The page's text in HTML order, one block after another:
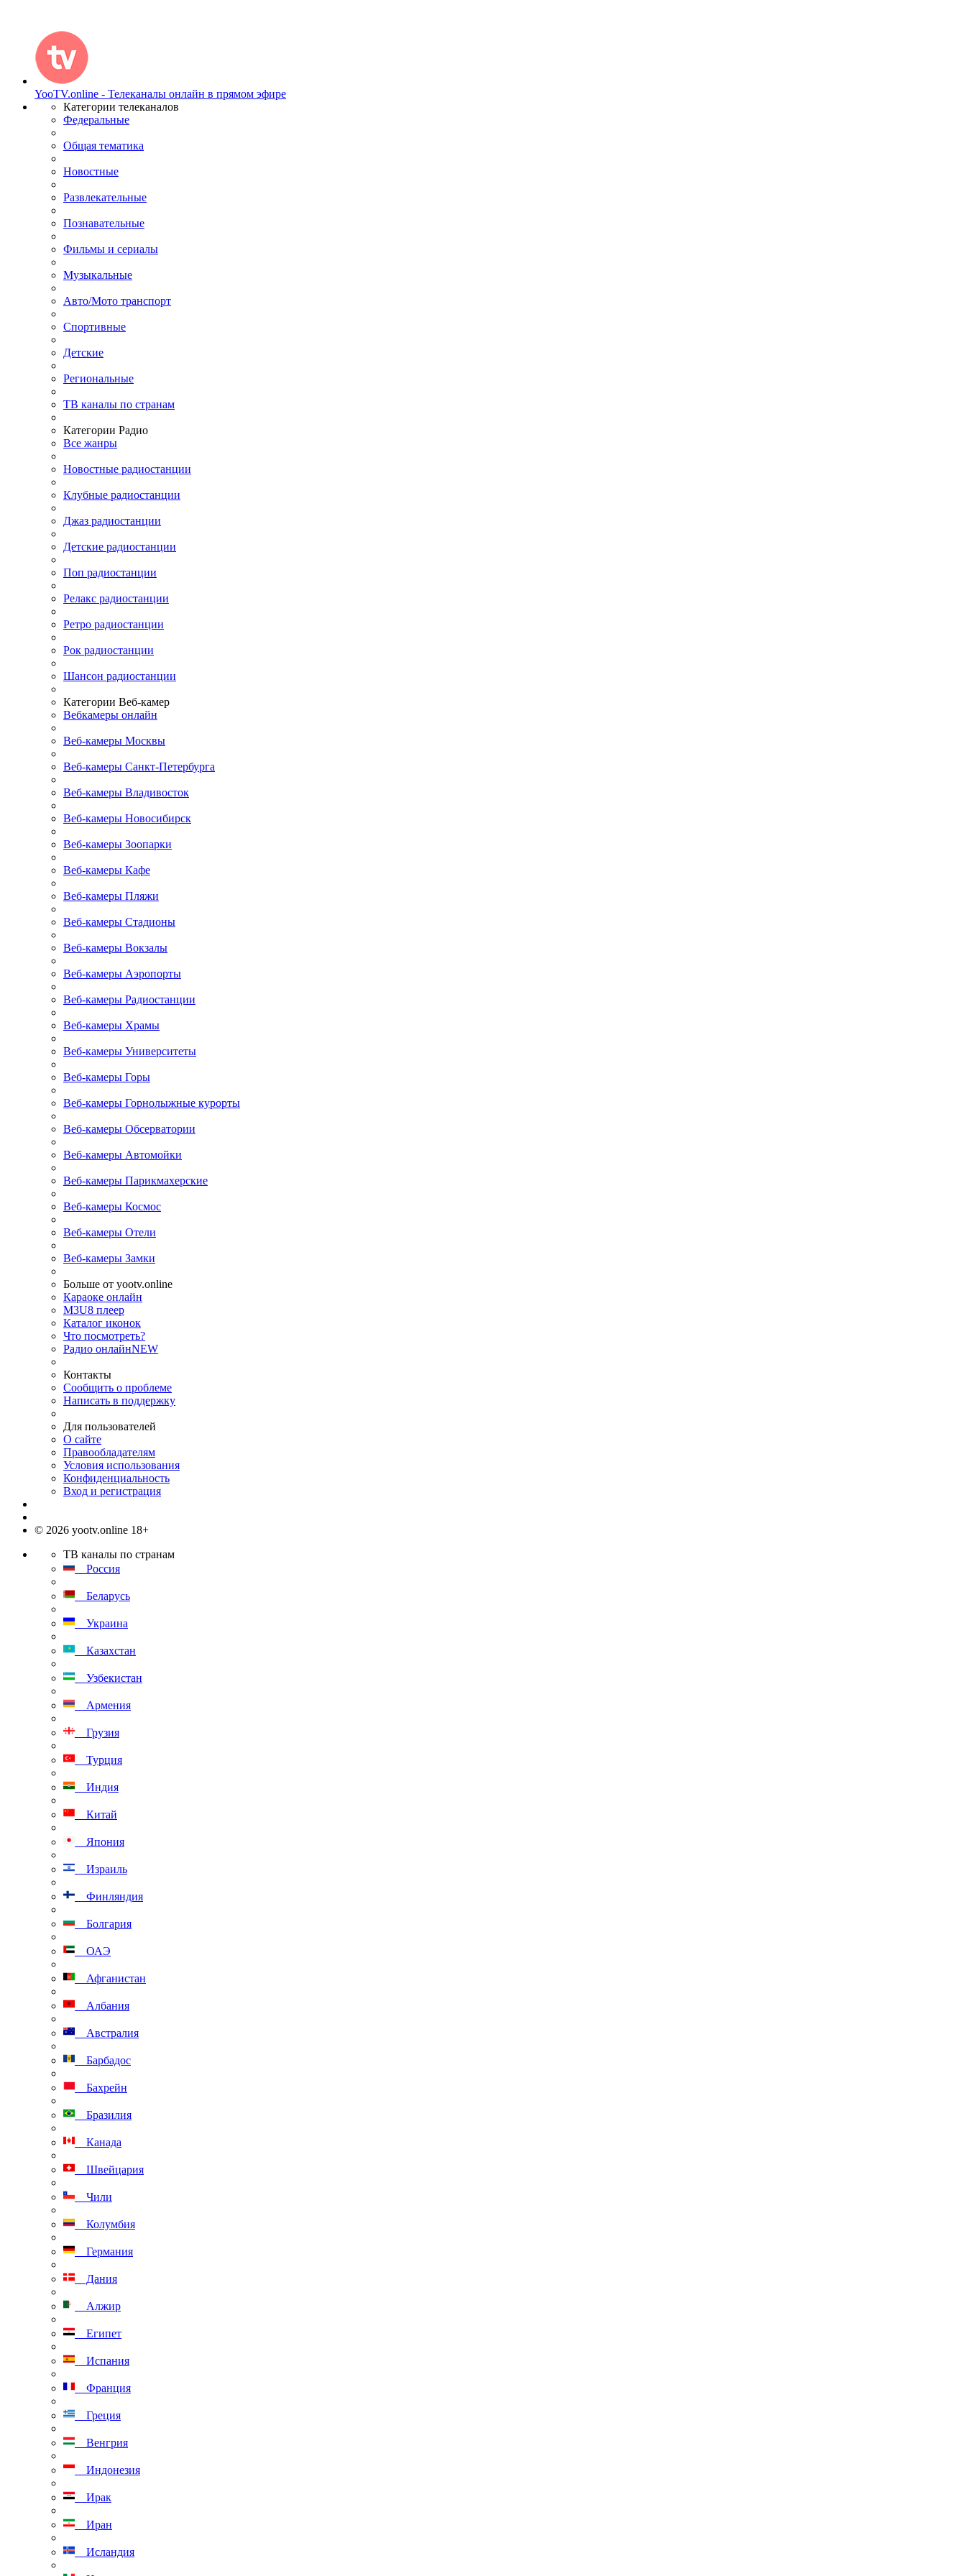
YooTV.online - Телеканалы онлайн в прямом эфире
Категории телеканалов
Федеральные
Общая тематика
Новостные
Развлекательные
Познавательные
Фильмы и сериалы
Музыкальные
Авто/Мото транспорт
Спортивные
Детские
Региональные
ТВ каналы по странам
Категории Радио
Все жанры
Новостные радиостанции
Клубные радиостанции
Джаз радиостанции
Детские радиостанции
Поп радиостанции
Релакс радиостанции
Ретро радиостанции
Рок радиостанции
Шансон радиостанции
Категории Веб-камер
Вебкамеры онлайн
Веб-камеры Москвы
Веб-камеры Санкт-Петербурга
Веб-камеры Владивосток
Веб-камеры Новосибирск
Веб-камеры Зоопарки
Веб-камеры Кафе
Веб-камеры Пляжи
Веб-камеры Стадионы
Веб-камеры Вокзалы
Веб-камеры Аэропорты
Веб-камеры Радиостанции
Веб-камеры Храмы
Веб-камеры Университеты
Веб-камеры Горы
Веб-камеры Горнолыжные курорты
Веб-камеры Обсерватории
Веб-камеры Автомойки
Веб-камеры Парикмахерские
Веб-камеры Космос
Веб-камеры Отели
Веб-камеры Замки
Больше от yootv.online
Караоке онлайн
M3U8 плеер
Каталог иконок
Что посмотреть?
Радио онлайнNEW
Контакты
Сообщить о проблеме
Написать в поддержку
Для пользователей
О сайте
Правообладателям
Условия использования
Конфиденциальность
Вход и регистрация
© 2026 yootv.online 18+
ТВ каналы по странам
Россия
Беларусь
Украина
Казахстан
Узбекистан
Армения
Грузия
Турция
Индия
Китай
Япония
Израиль
Финляндия
Болгария
ОАЭ
Афганистан
Албания
Австралия
Барбадос
Бахрейн
Бразилия
Канада
Швейцария
Чили
Колумбия
Германия
Дания
Алжир
Египет
Испания
Франция
Греция
Венгрия
Индонезия
Ирак
Иран
Исландия